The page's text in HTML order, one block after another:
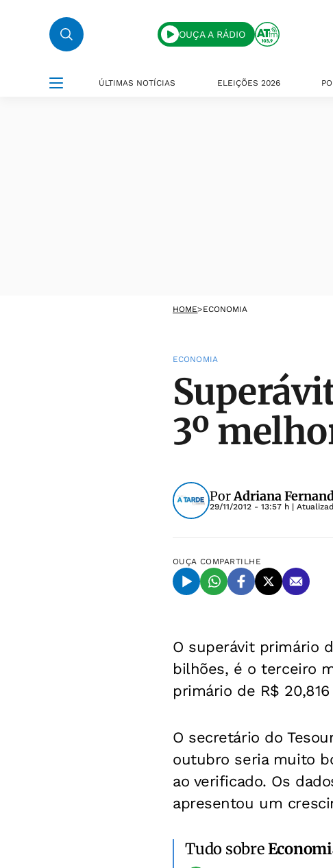
OUÇA A RÁDIO
ÚLTIMAS NOTÍCIAS ELEIÇÕES 2026
HOME>ECONOMIA
ECONOMIA
3º
PorAdriana
29/11/2012 - 13:57 h |
OUÇA COMPARTILHE
O superávit primário
bilhões, é o terceiro
primário de R$
O secretário do
outubro seria muito
ao verificado. Os
apresentou um
Tudo sobre